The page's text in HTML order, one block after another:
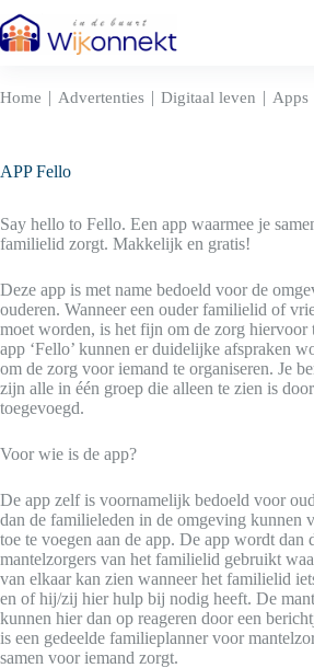
naar
de
Home | Advertenties | Digitaal leven | Apps
APP Fello
Say hello to Fello. Een app waarmee je
familielid zorgt. Makkelijk en gratis!
Deze app is met name bedoeld voor de
ouderen. Wanneer een ouder familielid of
moet worden, is het fijn om de zorg hiervoor
app ‘Fello’ kunnen er duidelijke afspraken
om de zorg voor iemand te organiseren. Je
zijn alle in één groep die alleen te zien is
toegevoegd.
Voor wie is de app?
De app zelf is voornamelijk bedoeld voor
dan de familieleden in de omgeving kunnen
toe te voegen aan de app. De app wordt dan
mantelzorgers van het familielid gebruikt
van elkaar kan zien wanneer het familielid
en of hij/zij hier hulp bij nodig heeft. De
kunnen hier dan op reageren door een
is een gedeelde familieplanner voor
samen voor iemand zorgt.